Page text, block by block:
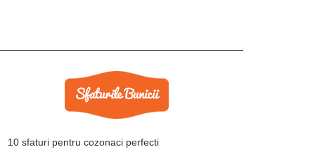
10 sfaturi pentru cozonaci perfecti